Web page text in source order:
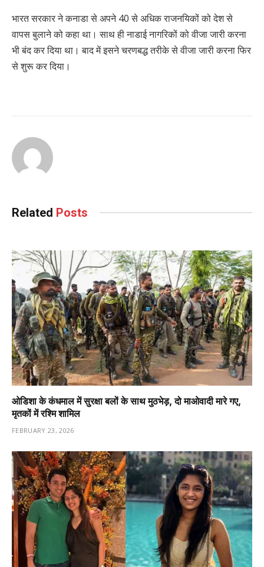
भारत सरकार ने कनाडा से अपने 40 से अधिक राजनयिकों को देश से
वापस बुलाने को कहा था। साथ ही नाडाई नागरिकों को वीजा जारी करना
भी बंद कर दिया था। बाद में इसने चरणबद्ध तरीके से वीजा जारी करना फिर
से शुरू कर दिया।
Related Posts
ओडिशा के कंधमाल में सुरक्षा बलों के साथ मुठभेड़, दो माओवादी मारे गए,
मृतकों में रश्मि शामिल
FEBRUARY 23, 2026